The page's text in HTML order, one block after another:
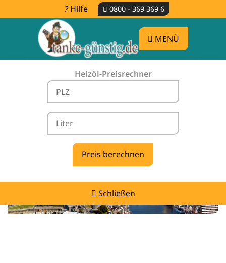
Hilfe 0800 - 369 369 6
MENÜ
Heizöl-Preisrechner
Schließen
Heizölpreise Prinzhöfte -
vergleichen & günstig tanken